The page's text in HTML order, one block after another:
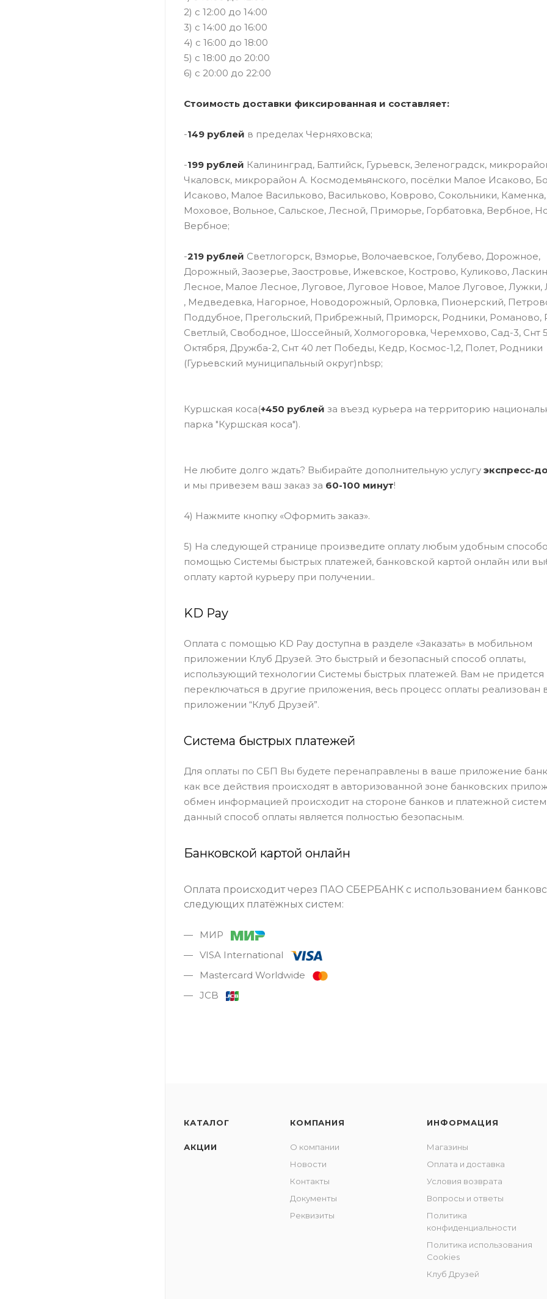
2) с 12:00 до 14:00
3) с 14:00 до 16:00
4) с 16:00 до 18:00
5) с 18:00 до 20:00
6) с 20:00 до 22:00
Стоимость доставки фиксированная и составляет:
-149 рублей в пределах Черняховска;
-199 рублей Калининград, Балтийск, Гурьевск, Зеленоградск,
Чкаловск, микрорайон А. Космодемьянского, посёлки Малое Исаково,
Исаково, Малое Васильково, Васильково, Коврово, Сокольники, Каменка,
Моховое, Вольное, Сальское, Лесной, Приморье, Горбатовка, Вербное,
Вербное;
-219 рублей Светлогорск, Взморье, Волочаевское, Голубево, Дорожное,
Дорожный, Заозерье, Заостровье, Ижевское, Кострово, Куликово,
Лесное, Малое Лесное, Луговое, Луговое Новое, Малое Луговое,
, Медведевка, Нагорное, Новодорожный, Орловка, Пионерский,
Поддубное, Прегольский, Прибрежный, Приморск, Родники, Романово,
Светлый, Свободное, Шоссейный, Холмогоровка, Черемхово, Сад-3, Снт
Октября, Дружба-2, Снт 40 лет Победы, Кедр, Космос-1,2, Полет, Родники
(Гурьевский муниципальный округ)nbsp;
Куршская коса(+450 рублей за въезд курьера на территорию
парка "Куршская коса").
Не любите долго ждать? Выбирайте дополнительную услугу экспресс-
и мы привезем ваш заказ за 60-100 минут!
4) Нажмите кнопку «Оформить заказ».
5) На следующей странице произведите оплату любым удобным
помощью Системы быстрых платежей, банковской картой онлайн или
оплату картой курьеру при получении..
KD Pay
Оплата с помощью KD Pay доступна в разделе «Заказать» в мобильном
приложении Клуб Друзей. Это быстрый и безопасный способ оплаты,
использующий технологии Системы быстрых платежей. Вам не придется
переключаться в другие приложения, весь процесс оплаты реализован
приложении “Клуб Друзей”.
Система быстрых платежей
Для оплаты по СБП Вы будете перенаправлены в ваше приложение
как все действия происходят в авторизованной зоне банковских
обмен информацией происходит на стороне банков и платежной
данный способ оплаты является полностью безопасным.
Банковской картой онлайн
Оплата происходит через ПАО СБЕРБАНК с использованием
следующих платёжных систем:
МИР
VISA International
Mastercard Worldwide
JCB
КАТАЛОГ
АКЦИИ
КОМПАНИЯ
О компании
Новости
Контакты
Документы
Реквизиты
ИНФОРМАЦИЯ
Магазины
Оплата и доставка
Условия возврата
Вопросы и ответы
Политика
конфиденциальности
Политика использования
Cookies
Клуб Друзей